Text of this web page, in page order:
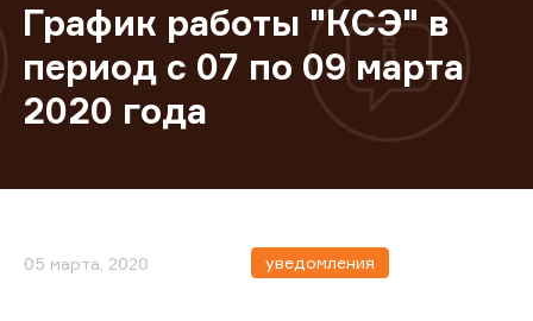
График работы "КСЭ" в
период с 07 по 09 марта
2020 года
05 марта, 2020 уведомления